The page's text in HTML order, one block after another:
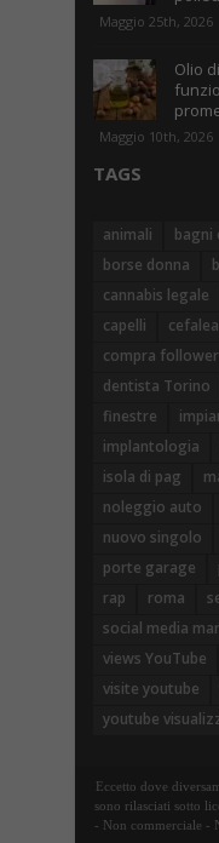
Maggio 25th, 2026
Olio
Maggio 10th, 2026
TAGS
animali bagni
borse donna
cannabis legale
capelli
cefalea
compra
dentista Torino
finestre
implantologia
isola di pag
noleggio auto
nuovo singolo
porte garage
rap
roma
social media
views YouTube
visite youtube
youtube
Eccetto dove
sono rilasciati sotto
- Non commerciale -